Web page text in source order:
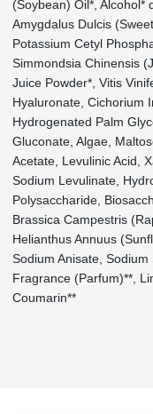
(Soybean) Oil*, Alcohol*
Amygdalus Dulcis
Potassium Cetyl
Simmondsia Chinensis
Juice Powder*, Vitis
Hyaluronate, Cichorium
Hydrogenated Palm
Gluconate, Algae,
Acetate, Levulinic Acid,
Sodium Levulinate,
Polysaccharide,
Brassica Campestris
Helianthus Annuus
Sodium Anisate,
Fragrance (Parfum)**,
Coumarin**